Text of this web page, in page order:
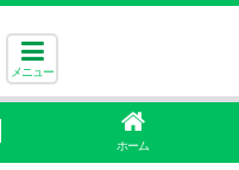
メニュー
ホーム